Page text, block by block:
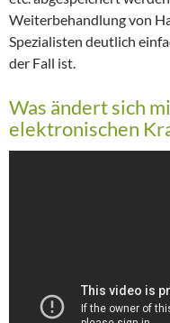
Weiterbehandlung von
Spezialisten deutlich
der Fall ist.
Was ändert sich
elektronischen